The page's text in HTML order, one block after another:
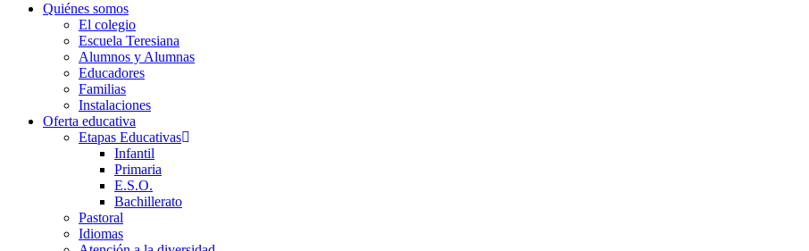
Quiénes somos
El colegio
Escuela Teresiana
Alumnos y Alumnas
Educadores
Familias
Instalaciones
Oferta educativa
Etapas Educativas
Infantil
Primaria
E.S.O.
Bachillerato
Pastoral
Idiomas